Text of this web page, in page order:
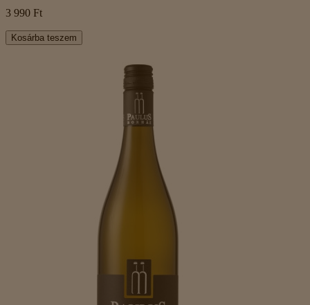
3 990 Ft
Kosárba teszem